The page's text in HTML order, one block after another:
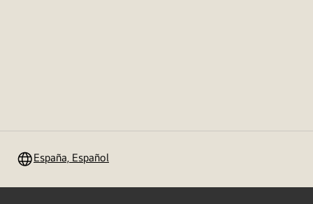
España, Español